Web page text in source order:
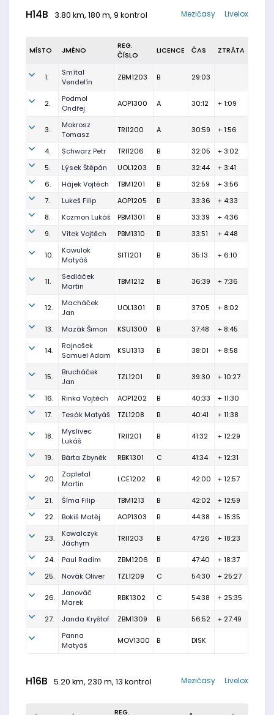
H14B 3.80 km, 180 m, 9 kontrol Livelox
Mezičasy
MÍSTO JMÉNO
REG.
ČÍSLO
LICENCE ČAS ZTRÁTA
1.
Smítal
Vendelín
ZBM1203 B 29:03
2.
Podmol
Ondřej
AOP1300 A 30:12 + 1:09
3.
Mokrosz
Tomasz
TRI1200 A 30:59 + 1:56
4. Schwarz Petr TRI1206 B 32:05
+ 3:02
5.
Lýsek Štěpán UOL1203 B 32:44
+ 3:41
6.
Hájek Vojtěch TBM1201 B 32:59
+ 3:56
7.
Lukeš Filip AOP1205 B 33:36
+ 4:33
8.
Kozmon Lukáš PBM1301 B 33:39
+ 4:36
9.
Vítek Vojtěch PBM1310 B 33:51 + 4:48
10.
Kawulok
Matyáš
SIT1201 B 35:13 + 6:10
11.
Sedláček
Martin
TBM1212 B 36:39 + 7:36
12.
Macháček
Jan
UOL1301 B 37:05 + 8:02
13. Mazák Šimon KSU1300 B 37:48 + 8:45
14.
Rajnošek
Samuel Adam
KSU1313 B 38:01 + 8:58
15.
Brucháček
Jan
TZL1201 B 39:30 + 10:27
16. Rinka Vojtěch AOP1202 B 40:33
+ 11:30
17.
Tesák Matyáš TZL1208 B 40:41 + 11:38
18.
Myslivec
Lukáš
TRI1201 B 41:32 + 12:29
19. Bárta Zbyněk RBK1301 C 41:34 + 12:31
20.
Zapletal
Martin
LCE1202 B 42:00 + 12:57
21. Šíma Filip TBM1213 B 42:02
+ 12:59
22.
Bokiš Matěj AOP1303 B 44:38 + 15:35
23.
Kowalczyk
Jáchym
TRI1203 B 47:26 + 18:23
24. Paul Radim ZBM1206 B 47:40
+ 18:37
25.
Novák Oliver TZL1209 C 54:30 + 25:27
26.
Janováč
Marek
RBK1302 C 54:38 + 25:35
27. Janda Kryštof ZBM1309 B 56:52
+ 27:49
Panna
Matyáš
MOV1300 B DISK
H16B 5.20 km, 230 m, 13 kontrol Livelox
Mezičasy
REG.